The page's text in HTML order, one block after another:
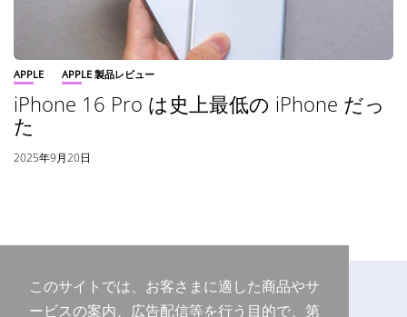
APPLE APPLE 製品レビュー
iPhone 16 Pro は史上最低の iPhone だっ
た
2025年9月20日
このサイトでは、お客さまに適した商品やサ
ービスの案内、広告配信等を行う目的で、第